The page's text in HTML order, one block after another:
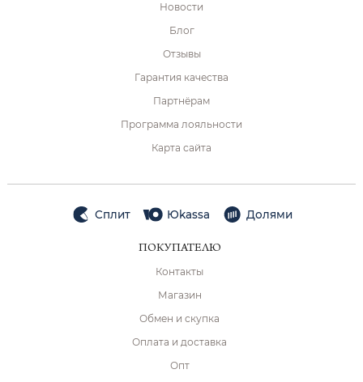
Новости
Блог
Отзывы
Гарантия качества
Партнёрам
Программа лояльности
Карта сайта
Сплит Юkassa Долями
ПОКУПАТЕЛЮ
Контакты
Магазин
Обмен и скупка
Оплата и доставка
Опт